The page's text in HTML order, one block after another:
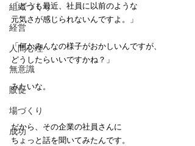
組織づくり
経営
人間心理
無意識
販促
場づくり
成功
「どうも最近、社員に以前のような
元気さが感じられないんですよ。」
「何かみんなの様子がおかしいんですが、
どうしたらいいですかね？」
みたいな。
だから、その企業の社員さんに
ちょっと話を聞いてみたんです。